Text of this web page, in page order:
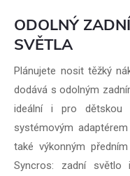
ODOLNÝ
SVĚTLA
Plánujete nosit těžký
dodává s odolným
ideální i pro dětskou
systémovým
také výkonným
Syncros: zadní světlo